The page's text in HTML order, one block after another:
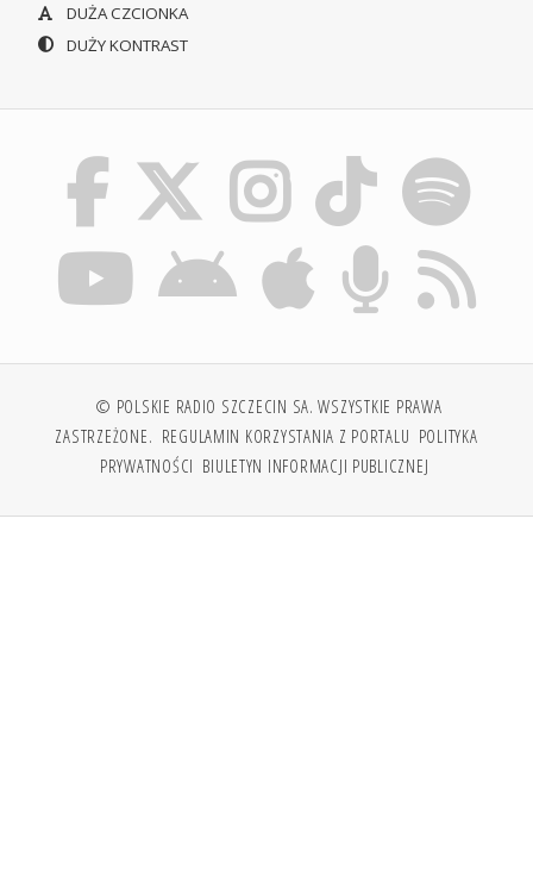
DUŻA CZCIONKA
DUŻY KONTRAST
© POLSKIE RADIO SZCZECIN SA. WSZYSTKIE PRAWA
ZASTRZEŻONE. REGULAMIN KORZYSTANIA Z PORTALU POLITYKA
PRYWATNOŚCI BIULETYN INFORMACJI PUBLICZNEJ